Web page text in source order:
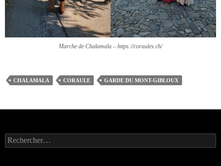
Marche de Chalamala – https://coraules.ch/
CHALAMALA CORAULE GARDE DU MONT-GIBLOUX
Rechercher :